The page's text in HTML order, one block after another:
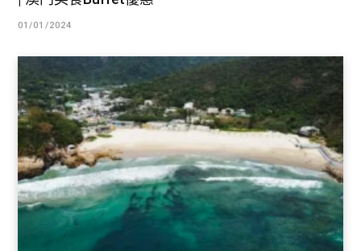
01/01/2024